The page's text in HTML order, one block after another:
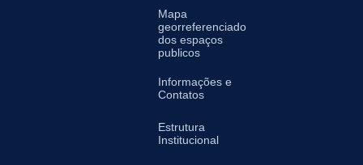
Mapa
georreferenciado
dos espaços
publicos
Informações e
Contatos
Estrutura
Institucional